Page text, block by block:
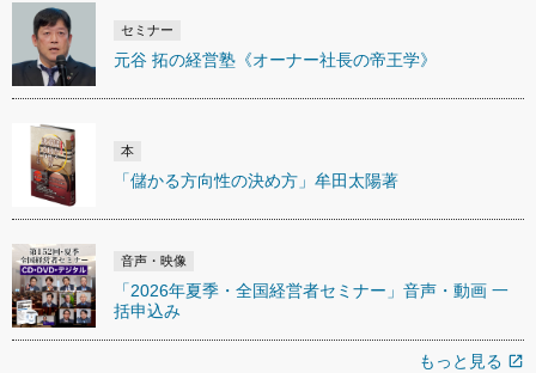
セミナー
元谷 拓の経営塾《オーナー社長の帝王学》
本
「儲かる方向性の決め方」牟田太陽著
音声・映像
「2026年夏季・全国経営者セミナー」音声・動画 一
括申込み
もっと見る open_in_new